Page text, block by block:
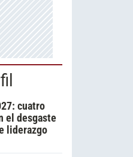
cuatro
el desgaste
liderazgo